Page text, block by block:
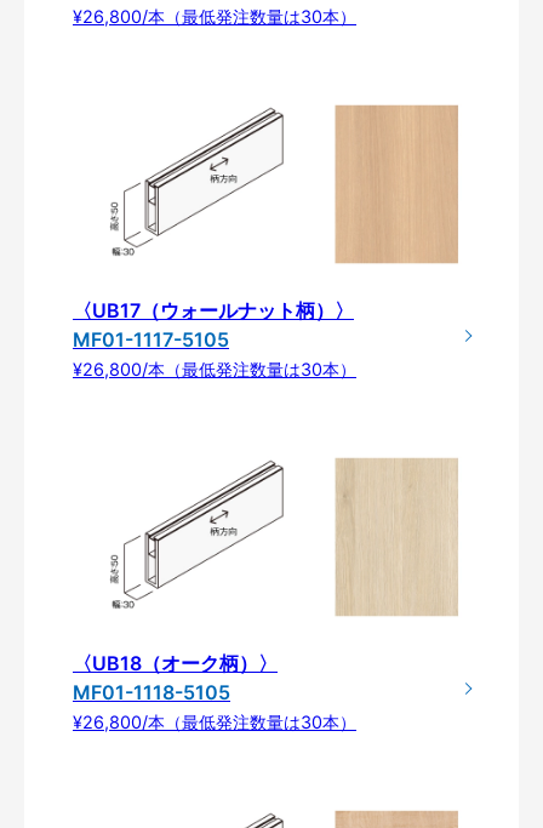
¥26,800/本（最低発注数量は30本）
〈UB17（ウォールナット柄）〉
MF01-1117-5105
¥26,800/本（最低発注数量は30本）
〈UB18（オーク柄）〉
MF01-1118-5105
¥26,800/本（最低発注数量は30本）